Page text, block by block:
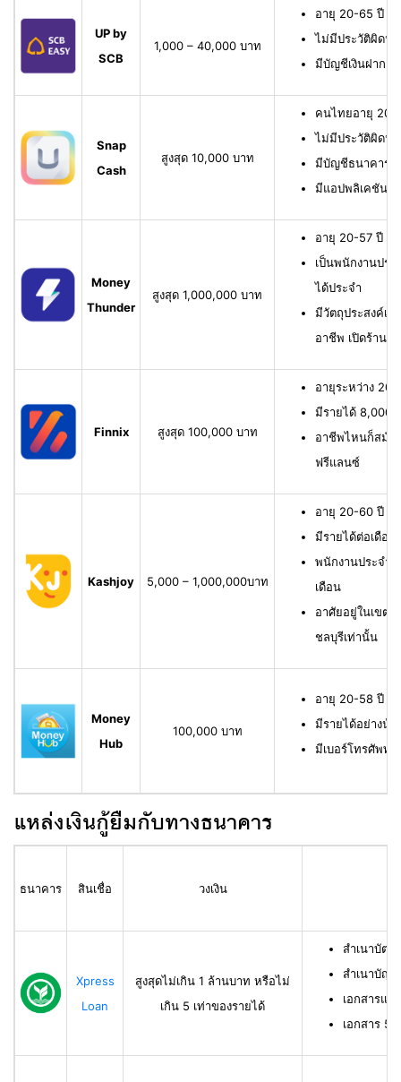
UP by
SCB
1,000 – 40,000 บาท
อายุ 20-65 ปี เ
ไม่มีประวัติผิดนั
มีบัญชีเงินฝาก
Snap
Cash
สูงสุด 10,000 บาท
คนไทยอายุ 20-
ไม่มีประวัติผิดนั
มีบัญชีธนาคาร ห
มีแอปพลิเคชัน
Money
Thunder
สูงสุด 1,000,000 บาท
อายุ 20-57 ปี มี
เป็นพนักงานปร
ได้ประจำ
มีวัตถุประสงค์เพื่
อาชีพ เปิดร้าน
Finnix สูงสุด 100,000 บาท
อายุระหว่าง
มีรายได้ 8,000
อาชีพไหนก็สมัค
ฟรีแลนซ์
Kashjoy 5,000 – 1,000,000บาท
อายุ 20-60 ปี มี
มีรายได้ต่อเดือ
พนักงานประจำ
เดือน
อาศัยอยู่ในเขต
ชลบุรีเท่านั้น
Money
Hub
100,000 บาท
อายุ 20-58 ปี มี
มีรายได้อย่างน้
มีเบอร์โทรศัพท์
แหล่งเงินกู้ยืมกับทางธนาคาร
ธนาคาร สินเชื่อ วงเงิน
Xpress
Loan
สูงสุดไม่เกิน 1 ล้านบาท หรือไม่
เกิน 5 เท่าของรายได้
สำเนาบัตร
สำเนาบัญ
เอกสารแส
เอกสาร